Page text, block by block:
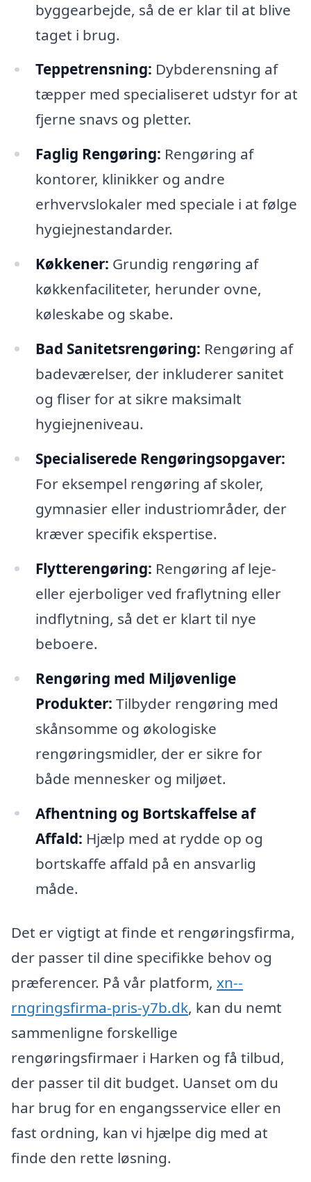
byggearbejde, så de er klar til at blive
taget i brug.
Teppetrensning: Dybderensning af
tæpper med specialiseret udstyr for at
fjerne snavs og pletter.
Faglig Rengøring: Rengøring af
kontorer, klinikker og andre
erhvervslokaler med speciale i at følge
hygiejnestandarder.
Køkkener: Grundig rengøring af
køkkenfaciliteter, herunder ovne,
køleskabe og skabe.
Bad Sanitetsrengøring: Rengøring af
badeværelser, der inkluderer sanitet
og fliser for at sikre maksimalt
hygiejneniveau.
Specialiserede Rengøringsopgaver:
For eksempel rengøring af skoler,
gymnasier eller industriområder, der
kræver specifik ekspertise.
Flytterengøring: Rengøring af leje-
eller ejerboliger ved fraflytning eller
indflytning, så det er klart til nye
beboere.
Rengøring med Miljøvenlige
Produkter: Tilbyder rengøring med
skånsomme og økologiske
rengøringsmidler, der er sikre for
både mennesker og miljøet.
Afhentning og Bortskaffelse af
Affald: Hjælp med at rydde op og
bortskaffe affald på en ansvarlig
måde.
Det er vigtigt at finde et rengøringsfirma,
der passer til dine specifikke behov og
præferencer. På vår platform, xn--
rngringsfirma-pris-y7b.dk, kan du nemt
sammenligne forskellige
rengøringsfirmaer i Harken og få tilbud,
der passer til dit budget. Uanset om du
har brug for en engangsservice eller en
fast ordning, kan vi hjælpe dig med at
finde den rette løsning.